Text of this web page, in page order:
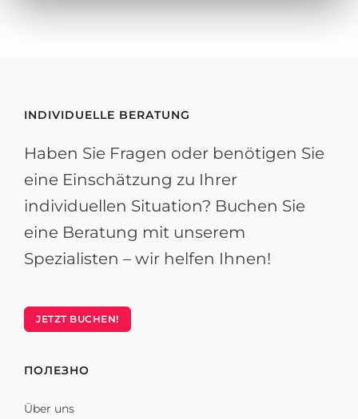
INDIVIDUELLE BERATUNG
Haben Sie Fragen oder benötigen Sie
eine Einschätzung zu Ihrer
individuellen Situation? Buchen Sie
eine Beratung mit unserem
Spezialisten – wir helfen Ihnen!
JETZT BUCHEN!
ПОЛЕЗНО
Über uns